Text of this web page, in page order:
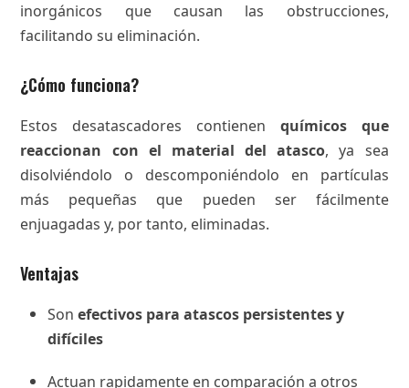
inorgánicos que causan las obstrucciones,
facilitando su eliminación.
¿Cómo funciona?
Estos desatascadores contienen químicos que
reaccionan con el material del atasco, ya sea
disolviéndolo o descomponiéndolo en partículas
más pequeñas que pueden ser fácilmente
enjuagadas y, por tanto, eliminadas.
Ventajas
Son efectivos para atascos persistentes y
difíciles
Actuan rapidamente en comparación a otros